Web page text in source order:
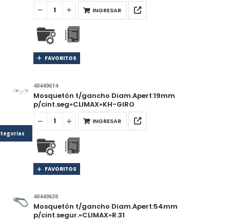
INGRESAR
FAVORITOS
40449614
Mosquetón t/gancho Diam.Apert:19mm
p/cint.seg»CLIMAX»KH-GIRO
INGRESAR
FAVORITOS
40449630
Mosquetón t/gancho Diam.Apert:54mm
p/cint.segur.»CLIMAX»R.31